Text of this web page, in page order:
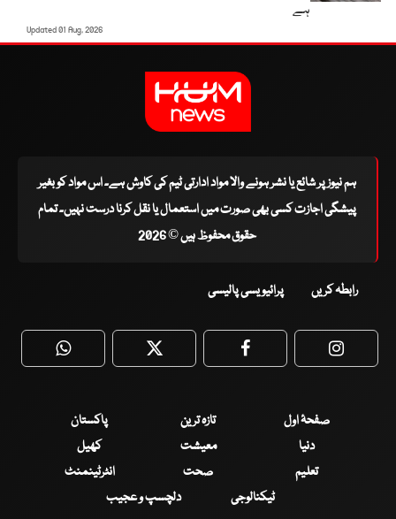
ہے
Updated 01 Aug, 2026
ہم نیوز پر شائع یا نشر ہونے والا مواد ادارتی ٹیم کی کاوش ہے۔ اس مواد کو بغیر
پیشگی اجازت کسی بھی صورت میں استعمال یا نقل کرنا درست نہیں۔ تمام
حقوق محفوظ ہیں © 2026
رابطہ کریں پرائیویسی پالیسی
WhatsApp Twitter Facebook
صفحۂ اول تازہ ترین
پاکستان
دنیا
معیشت
کھیل
تعلیم
صحت
انٹرٹینمنٹ
ٹیکنالوجی
دلچسپ و عجیب